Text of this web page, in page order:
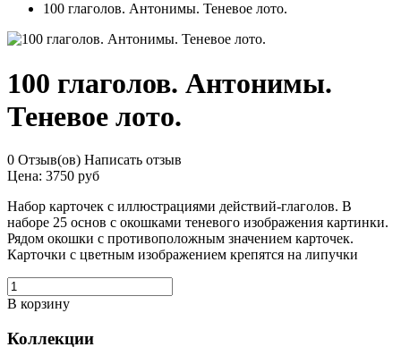
100 глаголов. Антонимы. Теневое лото.
100 глаголов. Антонимы.
Теневое лото.
0 Отзыв(ов) Написать отзыв
Цена: 3750 руб
Набор карточек с иллюстрациями действий-глаголов. В
наборе 25 основ с окошками теневого изображения картинки.
Рядом окошки с противоположным значением карточек.
Карточки с цветным изображением крепятся на липучки
В корзину
Коллекции